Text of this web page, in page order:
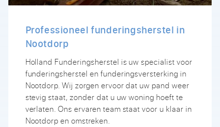
Professioneel funderingsherstel in
Nootdorp
Holland Funderingsherstel is uw specialist voor
funderingsherstel en funderingsversterking in
Nootdorp. Wij zorgen ervoor dat uw pand weer
stevig staat, zonder dat u uw woning hoeft te
verlaten. Ons ervaren team staat voor u klaar in
Nootdorp en omstreken.